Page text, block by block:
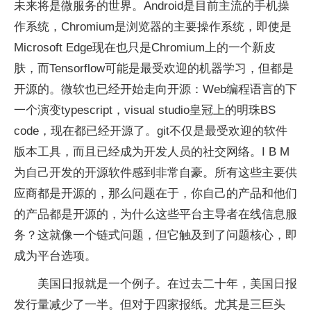
未来将是微服务的世界。Android是目前主流的手机操
作系统，Chromium是浏览器的主要操作系统，即使是
Microsoft Edge现在也只是Chromium上的一个新皮
肤，而Tensorflow可能是最受欢迎的机器学习，但都是
开源的。微软也已经开始走向开源：Web编程语言的下
一个演变typescript，visual studio皇冠上的明珠BS
code，现在都已经开源了。git不仅是最受欢迎的软件
版本工具，而且已经成为开发人员的社交网络。I B M
为自己开发的开源软件感到非常自豪。所有这些主要供
应商都是开源的，那么问题在于，你自己的产品和他们
的产品都是开源的，为什么这些平台主导者在线信息服
务？这就像一个链式问题，但它触及到了问题核心，即
成为平台选项。
美国日报就是一个例子。在过去二十年，美国日报
发行量减少了一半。但对于四家报纸。尤其是三巨头